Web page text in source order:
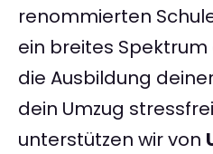
renommierten
ein breites
die Ausbildung
dein Umzug
unterstützen wir von